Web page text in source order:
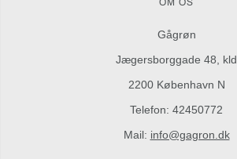
OM OS
Gågrøn
Jægersborggade 48, kld
2200 København N
Telefon: 42450772
Mail: info@gagron.dk